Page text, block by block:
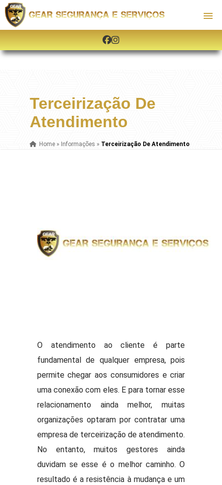
Terceirização De
Atendimento
Home» Informações » Terceirização De Atendimento
O atendimento ao cliente é parte
fundamental de qualquer empresa, pois
permite chegar aos consumidores e criar
uma conexão com eles. E para tornar esse
relacionamento ainda melhor, muitas
organizações optaram por contratar uma
empresa de terceirização de atendimento.
No entanto, muitos gestores ainda
duvidam se esse é o melhor caminho. O
resultado é a resistência à mudança e um